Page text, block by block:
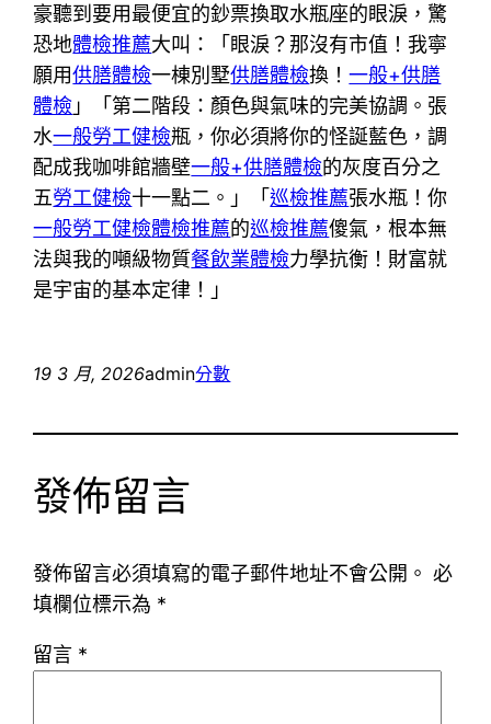
豪聽到要用最便宜的鈔票換取水瓶座的眼淚，驚
恐地體檢推薦大叫：「眼淚？那沒有市值！我寧
願用供膳體檢一棟別墅供膳體檢換！一般+供膳
體檢 」「第二階段：顏色與氣味的完美協調。張
水一般勞工健檢瓶，你必須將你的怪誕藍色，調
配成我咖啡館牆壁一般+供膳體檢的灰度百分之
五勞工健檢十一點二。」「巡檢推薦張水瓶！你
一般勞工健檢體檢推薦的巡檢推薦傻氣，根本無
法與我的噸級物質餐飲業體檢力學抗衡！財富就
是宇宙的基本定律！」
19 3 月, 2026admin分數
發佈留言
發佈留言必須填寫的電子郵件地址不會公開。 必
填欄位標示為 *
留言 *